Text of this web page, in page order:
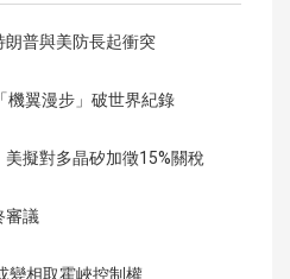
普與美防長起衝突
機翼漫步」破世界紀錄
擬對多晶矽加徵15%關稅
審議
變相取霍峽控制權